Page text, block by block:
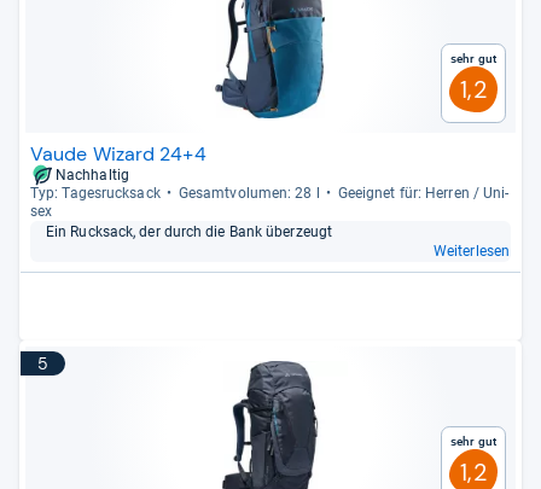
Sehr gut
1,2
Vaude Wizard 24+4
Nachhaltig
Typ: Tages­ruck­sack
Gesamt­vo­lu­men: 28 l
Geeig­net für: Her­ren / Uni­
sex
Ein Ruck­sack, der durch die Bank über­zeugt
Weiterlesen
5
Sehr gut
1,2